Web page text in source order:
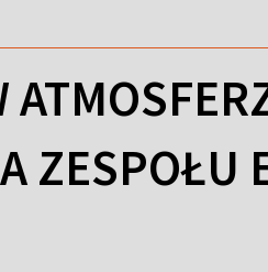
ZESPOŁU